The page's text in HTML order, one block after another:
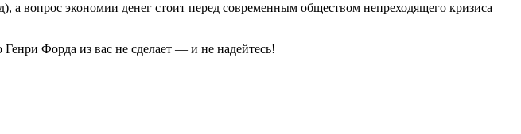
вопрос экономии денег стоит перед современным обществом непреходящего кризиса
Форда из вас не сделает — и не надейтесь!